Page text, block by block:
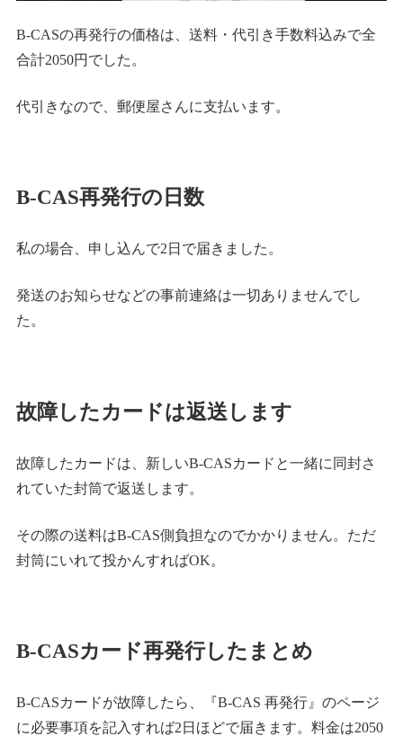
B-CASの再発行の価格は、送料・代引き手数料込みで全
合計2050円でした。
代引きなので、郵便屋さんに支払います。
B-CAS再発行の日数
私の場合、申し込んで2日で届きました。
発送のお知らせなどの事前連絡は一切ありませんでし
た。
故障したカードは返送します
故障したカードは、新しいB-CASカードと一緒に同封さ
れていた封筒で返送します。
その際の送料はB-CAS側負担なのでかかりません。ただ
封筒にいれて投かんすればOK。
B-CASカード再発行したまとめ
B-CASカードが故障したら、『B-CAS 再発行』のページ
に必要事項を記入すれば2日ほどで届きます。料金は2050